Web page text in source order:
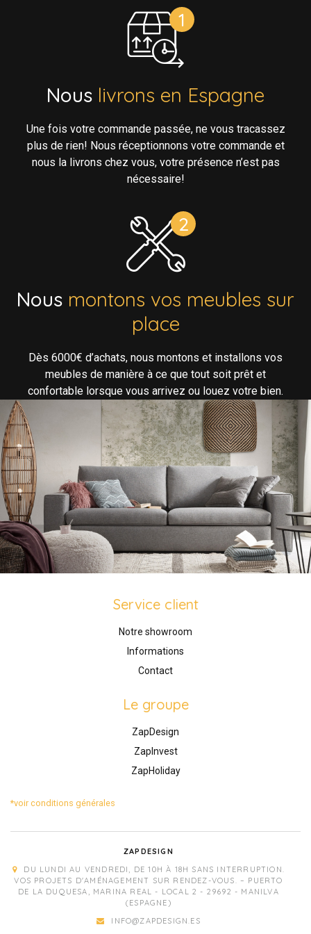
Nous livrons en Espagne
Une fois votre commande passée, ne vous tracassez
plus de rien! Nous réceptionnons votre commande et
nous la livrons chez vous, votre présence n’est pas
nécessaire!
Nous montons vos meubles sur
place
Dès 6000€ d’achats, nous montons et installons vos
meubles de manière à ce que tout soit prêt et
confortable lorsque vous arrivez ou louez votre bien.
Service client
Notre showroom
Informations
Contact
Le groupe
ZapDesign
ZapInvest
ZapHoliday
*voir conditions générales
ZAPDESIGN
DU LUNDI AU VENDREDI, DE 10H À 18H SANS INTERRUPTION.
VOS PROJETS D'AMÉNAGEMENT SUR RENDEZ-VOUS. – PUERTO
DE LA DUQUESA, MARINA REAL - LOCAL 2 - 29692 - MANILVA
(ESPAGNE)
INFO@ZAPDESIGN.ES